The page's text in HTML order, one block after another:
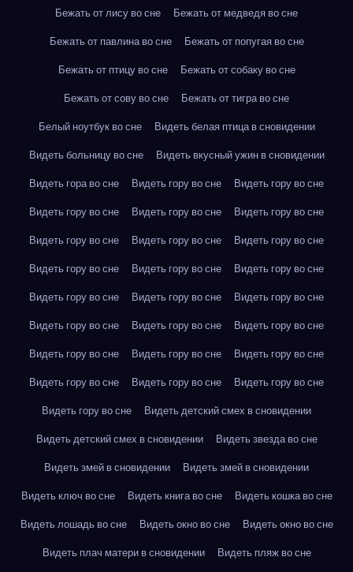
Бежать от лису во сне
Бежать от медведя во сне
Бежать от павлина во сне
Бежать от попугая во сне
Бежать от птицу во сне
Бежать от собаку во сне
Бежать от сову во сне
Бежать от тигра во сне
Белый ноутбук во сне
Видеть белая птица в сновидении
Видеть больницу во сне
Видеть вкусный ужин в сновидении
Видеть гора во сне
Видеть гору во сне
Видеть гору во сне
Видеть гору во сне
Видеть гору во сне
Видеть гору во сне
Видеть гору во сне
Видеть гору во сне
Видеть гору во сне
Видеть гору во сне
Видеть гору во сне
Видеть гору во сне
Видеть гору во сне
Видеть гору во сне
Видеть гору во сне
Видеть гору во сне
Видеть гору во сне
Видеть гору во сне
Видеть гору во сне
Видеть гору во сне
Видеть гору во сне
Видеть гору во сне
Видеть гору во сне
Видеть гору во сне
Видеть гору во сне
Видеть детский смех в сновидении
Видеть детский смех в сновидении
Видеть звезда во сне
Видеть змей в сновидении
Видеть змей в сновидении
Видеть ключ во сне
Видеть книга во сне
Видеть кошка во сне
Видеть лошадь во сне
Видеть окно во сне
Видеть окно во сне
Видеть плач матери в сновидении
Видеть пляж во сне